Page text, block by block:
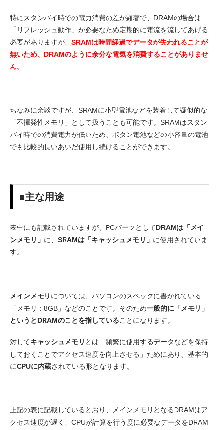
特にスタンバイ時での電力消費の差が顕著で、DRAMの場合は
「リフレッシュ動作」が必要なため定期的に電流を流してあげる
必要がありますが、 SRAMは時間経過でデータが失われることが
無いため、DRAMのように余分な電気を消費することがありませ
ん。
ちなみに余談ですが、SRAMに小型電池などを装着して疑似的な
「不揮発性メモリ」として扱うことも可能です。SRAMはスタン
バイ時での消費電力が低いため、ボタン電池などの小容量の電池
でも比較的長いあいだ使用し続けることができます。
■主な用途
表中にも記載されていますが、PCパーツとしてDRAMは「メイ
ンメモリ」 に、 SRAMは「キャッシュメモリ」 に使用されていま
す。
メインメモリ については、パソコンのスペックに書かれている
「メモリ：8GB」などのことです。そのため一般的に「メモリ」
というとDRAMのことを指していることになります。
対してキャッシュメモリ とは「頻繁に使用するデータなどを保持
しておくことでアクセス速度を向上させる」ためにあり、基本的
にCPUに内蔵されている形となります。
上記の表に記載しているとおり、メインメモリとなるDRAMはア
クセス速度が遅く、CPUが計算を行う度に必要なデータをDRAM